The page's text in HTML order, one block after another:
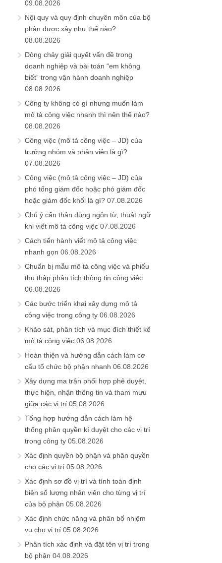
09.08.2026
Nội quy và quy định chuyên môn của bộ
phận được xây như thế nào?
08.08.2026
Dòng chảy giải quyết vấn đề trong
doanh nghiệp và bài toán “em không
biết” trong vận hành doanh nghiệp
08.08.2026
Công ty không có gì nhưng muốn làm
mô tả công việc nhanh thì nên thế nào?
08.08.2026
Công việc (mô tả công việc – JD) của
trưởng nhóm và nhân viên là gì?
07.08.2026
Công việc (mô tả công việc – JD) của
phó tổng giám đốc hoặc phó giám đốc
hoặc giám đốc khối là gì? 07.08.2026
Chú ý cẩn thận dùng ngôn từ, thuật ngữ
khi viết mô tả công việc 07.08.2026
Cách tiến hành viết mô tả công việc
nhanh gọn 06.08.2026
Chuẩn bị mẫu mô tả công việc và phiếu
thu thập phân tích thông tin công việc
06.08.2026
Các bước triển khai xây dựng mô tả
công việc trong công ty 06.08.2026
Khảo sát, phân tích và mục đích thiết kế
mô tả công việc 06.08.2026
Hoàn thiện và hướng dẫn cách làm cơ
cấu tổ chức bộ phận nhanh 06.08.2026
Xây dựng ma trận phối hợp phê duyệt,
thực hiện, nhận thông tin và tham mưu
giữa các vị trí 05.08.2026
Tổng hợp hướng dẫn cách làm hệ
thống phân quyền kí duyệt cho các vị trí
trong công ty 05.08.2026
Xác định quyền bộ phận và phân quyền
cho các vị trí 05.08.2026
Xác định sơ đồ vị trí và tính toán định
biên số lượng nhân viên cho từng vị trí
của bộ phận 05.08.2026
Xác định chức năng và phân bổ nhiệm
vụ cho vị trí 05.08.2026
Phân tích xác định và đặt tên vị trí trong
bộ phận 04.08.2026